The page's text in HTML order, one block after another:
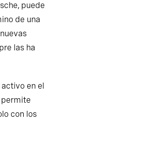
puede
de una
las ha
en el
permite
con los